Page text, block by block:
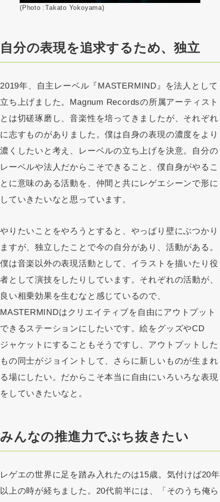
(Photo :Takato Yokoyama)
自分の表現を追求するため、独立
2019年、自主レーベル『MASTERMIND』を法人として
立ち上げました。Magnum Recordsの所属アーティスト
とは切磋琢磨し、音楽性を培ってきましたが、それぞれ
に志すものがありました。僕は自身の表現の濃度をより
濃くしたいと考え、レーベルの立ち上げを決意。自分の
レーベルや法人だからこそできること、僕自身がやるこ
とに意味のある活動を、仲間と共にレゲエシーンで形に
していきたいなと思っています。
やりたいことをやろうとすると、やっぱり壁にぶつかり
ますが、独立したことで今の自分があり、活動がある。
僕は音楽以外の表現活動として、イラストを描いたり役
者として演技をしたりしています。それぞれの活動が、
良い相乗効果を生むなと感じているので、
MASTERMINDはクリエイティブを自由にアウトプット
できるステーションにしたいです。絵をグッズやCD
ジャケットにすることもそうですし、アウトプットした
もの同士がジョイントして、さらに新しいものが生まれ
る場にしたい。だからこそ本当に自由にいろいろな表現
をしていきたいなと。
みんなの推進力でぶち抜きたい
レゲエの世界に足を踏み入れたのは15歳。気付けば20年
以上の時が経ちました。20代前半には、「そのうち俺ら